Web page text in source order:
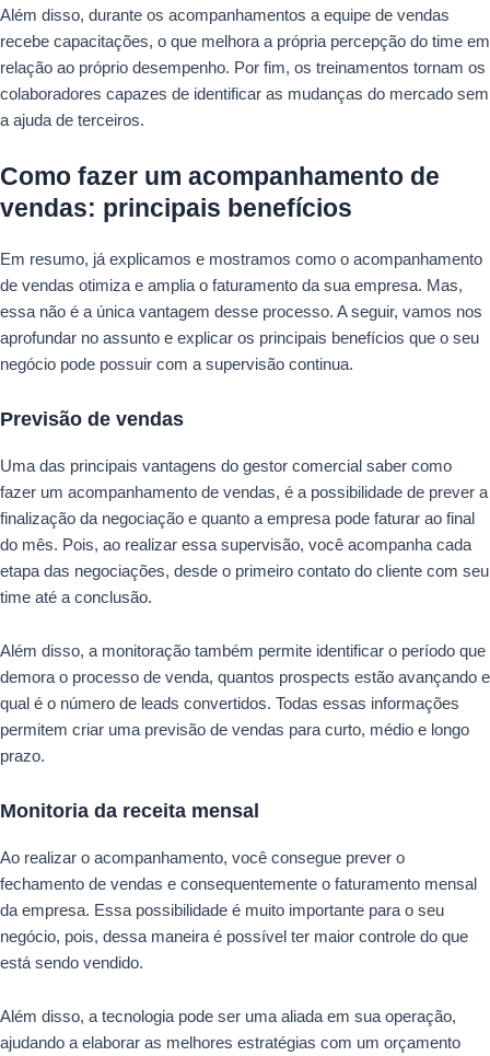
Além disso, durante os acompanhamentos a equipe de vendas
recebe capacitações, o que melhora a própria percepção do time em
relação ao próprio desempenho. Por fim, os treinamentos tornam os
colaboradores capazes de identificar as mudanças do mercado sem
a ajuda de terceiros.
Como fazer um acompanhamento de
vendas: principais benefícios
Em resumo, já explicamos e mostramos como o acompanhamento
de vendas otimiza e amplia o faturamento da sua empresa. Mas,
essa não é a única vantagem desse processo. A seguir, vamos nos
aprofundar no assunto e explicar os principais benefícios que o seu
negócio pode possuir com a supervisão continua.
Previsão de vendas
Uma das principais vantagens do gestor comercial saber como
fazer um acompanhamento de vendas, é a possibilidade de prever a
finalização da negociação e quanto a empresa pode faturar ao final
do mês. Pois, ao realizar essa supervisão, você acompanha cada
etapa das negociações, desde o primeiro contato do cliente com seu
time até a conclusão.
Além disso, a monitoração também permite identificar o período que
demora o processo de venda, quantos prospects estão avançando e
qual é o número de leads convertidos. Todas essas informações
permitem criar uma previsão de vendas para curto, médio e longo
prazo.
Monitoria da receita mensal
Ao realizar o acompanhamento, você consegue prever o
fechamento de vendas e consequentemente o faturamento mensal
da empresa. Essa possibilidade é muito importante para o seu
negócio, pois, dessa maneira é possível ter maior controle do que
está sendo vendido.
Além disso, a tecnologia pode ser uma aliada em sua operação,
ajudando a elaborar as melhores estratégias com um orçamento